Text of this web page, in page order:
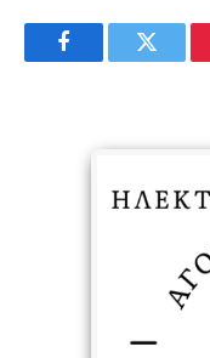
FacebookTwitter